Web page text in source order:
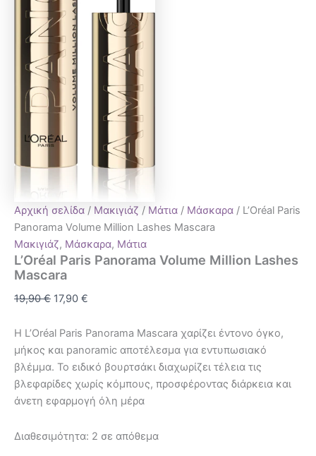
Αρχική σελίδα / Μακιγιάζ / Μάτια / Μάσκαρα / L’Oréal Paris
Panorama Volume Million Lashes Mascara
Μακιγιάζ, Μάσκαρα, Μάτια
L’Oréal Paris Panorama Volume Million Lashes
Mascara
19,90€ 17,90 €
Η L’Oréal Paris Panorama Mascara χαρίζει έντονο όγκο,
μήκος και panoramic αποτέλεσμα για εντυπωσιακό
βλέμμα. Το ειδικό βουρτσάκι διαχωρίζει τέλεια τις
βλεφαρίδες χωρίς κόμπους, προσφέροντας διάρκεια και
άνετη εφαρμογή όλη μέρα
Διαθεσιμότητα: 2 σε απόθεμα